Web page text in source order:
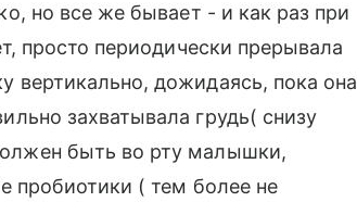
но все же бывает - и как раз при
просто периодически прерывала
вертикально, дожидаясь, пока она
захватывала грудь( снизу
быть во рту малышки,
пробиотики ( тем более не